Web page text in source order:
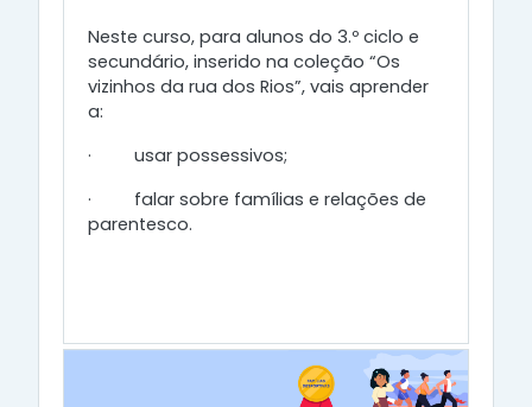
Neste curso, para alunos do 3.º ciclo e
secundário, inserido na coleção “Os
vizinhos da rua dos Rios”, vais aprender
a:
· usar possessivos;
· falar sobre famílias e relações de
parentesco.